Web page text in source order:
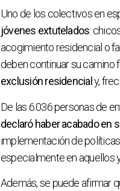
Uno de los colectivos en
jóvenes extutelados:
acogimiento residencial o
deben continuar su camino
exclusión residencialy,
De las 6.036 personas de
declaró haber acabado en
implementación de
especialmente en aquellos
Además, se puede afirmar